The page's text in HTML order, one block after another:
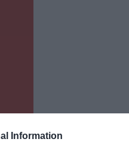
Information